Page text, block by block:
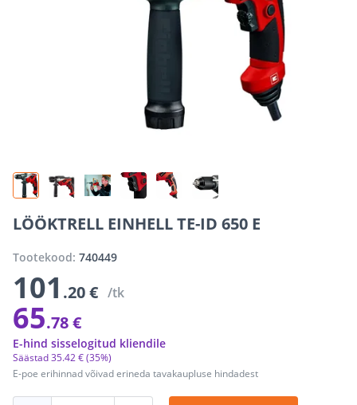
LÖÖKTRELL EINHELL TE-ID 650 E
Tootekood: 740449
101 .20 € /tk
65.78 €
E-poe erihinnad võivad erineda tavakaupluse hindadest
Säästad35.42 €(35%)
E-hind sisselogitud kliendile